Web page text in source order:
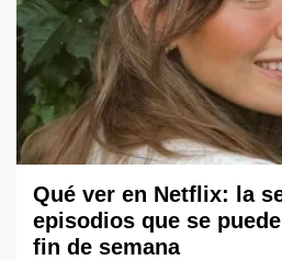
Qué ver en Netflix: la
episodios que se
fin de semana